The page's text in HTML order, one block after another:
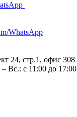
WhatsApp
24, стр.1, офис 308
Вс.: с 11:00 до 17:00